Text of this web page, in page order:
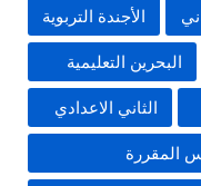
الأجندة التربوية
البحرين التعليمية
الثاني الاعدادي
المقررة